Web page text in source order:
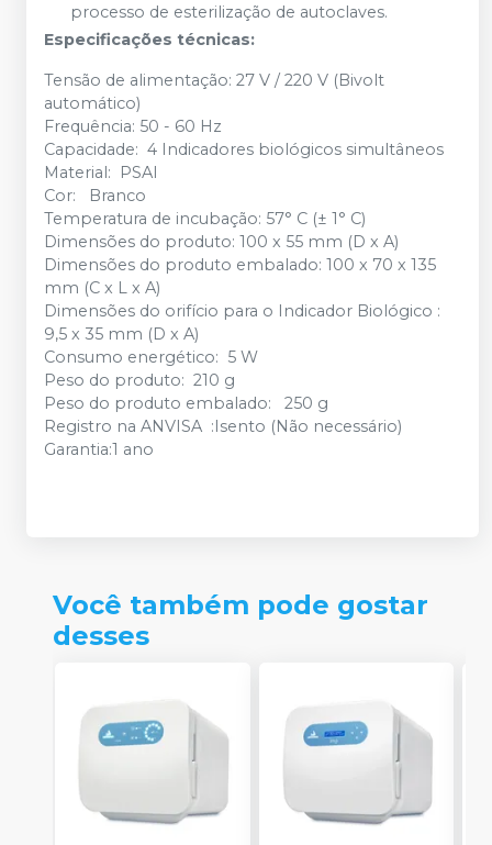
processo de esterilização de autoclaves.
Especificações técnicas:
Tensão de alimentação: 27 V / 220 V (Bivolt
automático)
Frequência: 50 - 60 Hz
Capacidade: 4 Indicadores biológicos simultâneos
Material: PSAI
Cor: Branco
Temperatura de incubação: 57° C (± 1° C)
Dimensões do produto: 100 x 55 mm (D x A)
Dimensões do produto embalado: 100 x 70 x 135
mm (C x L x A)
Dimensões do orifício para o Indicador Biológico :
9,5 x 35 mm (D x A)
Consumo energético: 5 W
Peso do produto: 210 g
Peso do produto embalado: 250 g
Registro na ANVISA :Isento (Não necessário)
Garantia:1 ano
Você também pode gostar
desses